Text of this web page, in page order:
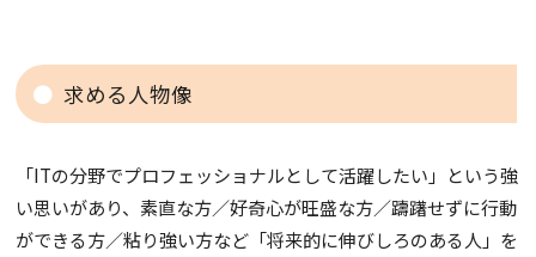
求める人物像
「ITの分野でプロフェッショナルとして活躍したい」という強
い思いがあり、素直な方／好奇心が旺盛な方／躊躇せずに行動
ができる方／粘り強い方など「将来的に伸びしろのある人」を